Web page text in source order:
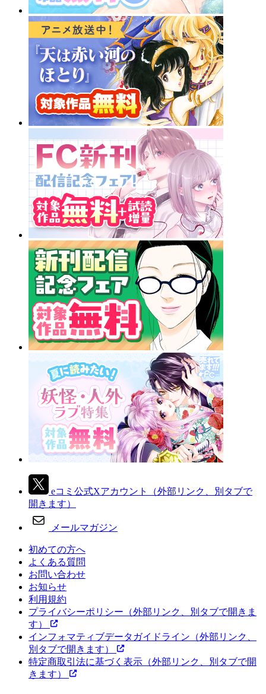
eコミ公式Xアカウント
（外部リンク、別タブで
開きます）
メールマガジン
初めての方へ
よくある質問
お問い合わせ
お知らせ
利用規約
プライバシーポリシー （外部リンク、別タブで開きま
す）
インフォマティブデータガイドライン （外部リンク、
別タブで開きます）
特定商取引法に基づく表示 （外部リンク、別タブで開
きます）